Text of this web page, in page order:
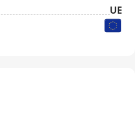
UE